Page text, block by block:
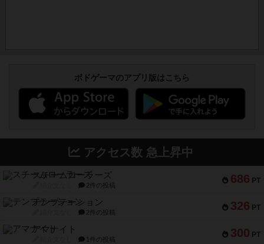
ボドゲーマのアプリ版はこちら
アクセス数 急上昇中
686 PT
スチームローラーズ
2件の投稿
326 PT
テンプテーション
2件の投稿
300 PT
アマナイト
1件の投稿